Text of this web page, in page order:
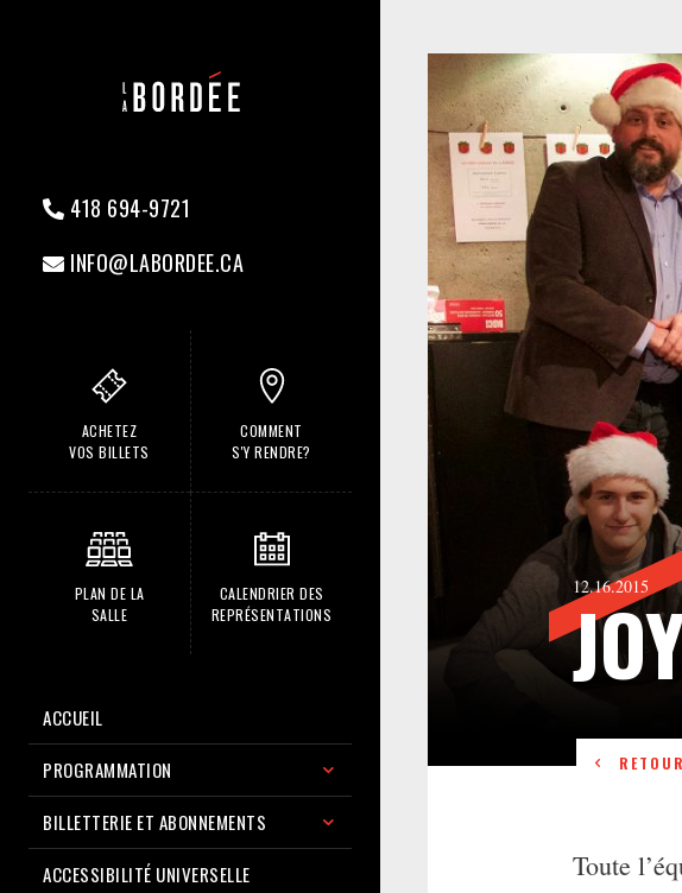
418 694-9721
INFO@LABORDEE.CA
ACHETEZ
VOS BILLETS
COMMENT
S'Y RENDRE?
PLAN DE LA
SALLE
CALENDRIER DES
REPRÉSENTATIONS
ACCUEIL
PROGRAMMATION
BILLETTERIE ET ABONNEMENTS
ACCESSIBILITÉ UNIVERSELLE
12.16.2015
Toute